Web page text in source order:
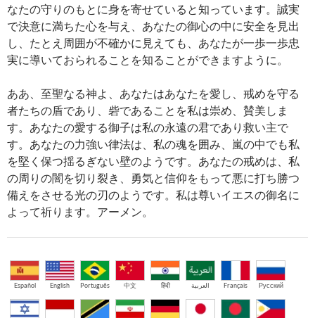
なたの守りのもとに身を寄せていると知っています。誠実
で決意に満ちた心を与え、あなたの御心の中に安全を見出
し、たとえ周囲が不確かに見えても、あなたが一歩一歩忠
実に導いておられることを知ることができますように。
ああ、至聖なる神よ、あなたはあなたを愛し、戒めを守る
者たちの盾であり、砦であることを私は崇め、賛美しま
す。あなたの愛する御子は私の永遠の君であり救い主で
す。あなたの力強い律法は、私の魂を囲み、嵐の中でも私
を堅く保つ揺るぎない壁のようです。あなたの戒めは、私
の周りの闇を切り裂き、勇気と信仰をもって悪に打ち勝つ
備えをさせる光の刃のようです。私は尊いイエスの御名に
よって祈ります。アーメン。
Español English Português 中文 हिंदी العربية Français Русский